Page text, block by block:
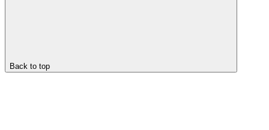
Back to top